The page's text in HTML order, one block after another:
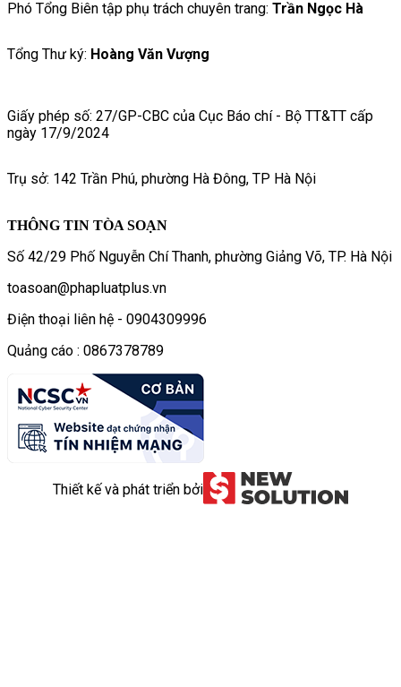
Phó Tổng Biên tập phụ trách chuyên trang: Trần Ngọc Hà
Tổng Thư ký: Hoàng Văn Vượng
Giấy phép số: 27/GP-CBC của Cục Báo chí - Bộ TT&TT cấp
ngày 17/9/2024
Trụ sở: 142 Trần Phú, phường Hà Đông, TP Hà Nội
THÔNG TIN TÒA SOẠN
Số 42/29 Phố Nguyễn Chí Thanh, phường Giảng Võ, TP. Hà Nội
toasoan@phapluatplus.vn
Điện thoại liên hệ - 0904309996
Quảng cáo : 0867378789
Thiết kế và phát triển bởi